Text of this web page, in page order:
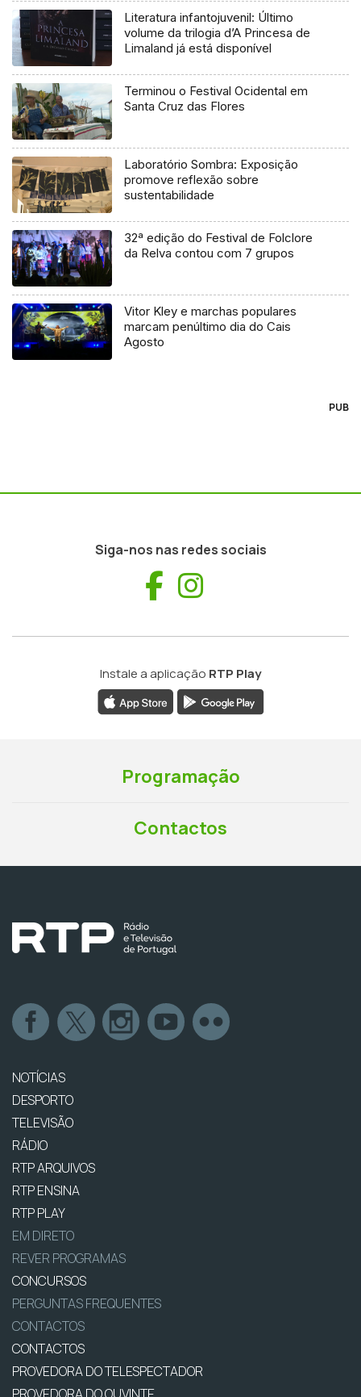
Literatura infantojuvenil: Último
volume da trilogia d’A Princesa de
Limaland já está disponível
Terminou o Festival Ocidental em
Santa Cruz das Flores
Laboratório Sombra: Exposição
promove reflexão sobre
sustentabilidade
32ª edição do Festival de Folclore
da Relva contou com 7 grupos
Vitor Kley e marchas populares
marcam penúltimo dia do Cais
Agosto
PUB
Siga-nos nas redes sociais
Facebook
Instale a aplicação RTP Play
Programação
Contactos
NOTÍCIAS
DESPORTO
TELEVISÃO
RÁDIO
RTP ARQUIVOS
RTP ENSINA
RTP PLAY
EM DIRETO
REVER PROGRAMAS
CONCURSOS
PERGUNTAS FREQUENTES
CONTACTOS
CONTACTOS
PROVEDORA DO TELESPECTADOR